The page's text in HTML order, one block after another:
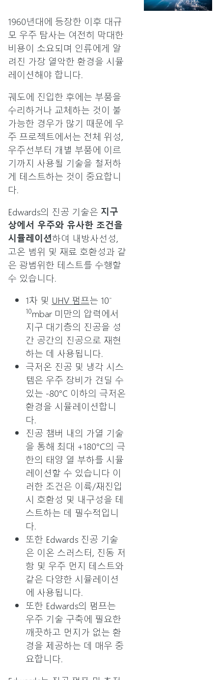
1960년대에 등장한 이후 대규
모 우주 탐사는 여전히 막대한
비용이 소요되며 인류에게 알
려진 가장 열악한 환경을 시뮬
레이션해야 합니다.
궤도에 진입한 후에는 부품을
수리하거나 교체하는 것이 불
가능한 경우가 많기 때문에 우
주 프로젝트에서는 전체 위성,
우주선부터 개별 부품에 이르
기까지 사용될 기술을 철저하
게 테스트하는 것이 중요합니
다.
Edwards의 진공 기술은 지구
상에서 우주와 유사한 조건을
시뮬레이션하여 내방사선성,
고온 범위 및 재료 호환성과 같
은 광범위한 테스트를 수행할
수 있습니다.
1차 및 UHV 펌프는 10-
10mbar 미만의 압력에서
지구 대기층의 진공을 성
간 공간의 진공으로 재현
하는 데 사용됩니다.
극저온 진공 및 냉각 시스
템은 우주 장비가 견딜 수
있는 -80°C 이하의 극저온
환경을 시뮬레이션합니
다.
진공 챔버 내의 가열 기술
을 통해 최대 +180°C의 극
한의 태양 열 부하를 시뮬
레이션할 수 있습니다 이
러한 조건은 이륙/재진입
시 호환성 및 내구성을 테
스트하는 데 필수적입니
다.
또한 Edwards 진공 기술
은 이온 스러스터, 진동 저
항 및 우주 먼지 테스트와
같은 다양한 시뮬레이션
에 사용됩니다.
또한 Edwards의 펌프는
우주 기술 구축에 필요한
깨끗하고 먼지가 없는 환
경을 제공하는 데 매우 중
요합니다.